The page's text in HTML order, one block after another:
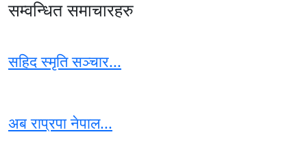
सम्वन्धित समाचारहरु
सहिद स्मृति सञ्चार...
अब राप्रपा नेपाल...